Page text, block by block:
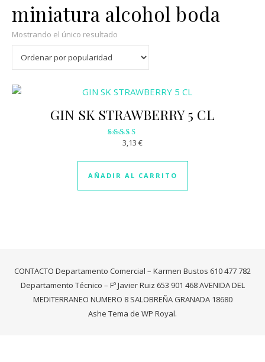
miniatura alcohol boda
Mostrando el único resultado
GIN SK STRAWBERRY 5 CL
Valorado
2.89
de 5
3,13 €
AÑADIR AL CARRITO
CONTACTO Departamento Comercial – Karmen Bustos 610 477 782
Departamento Técnico – Fº Javier Ruiz 653 901 468 AVENIDA DEL
MEDITERRANEO NUMERO 8 SALOBREÑA GRANADA 18680
Ashe Tema de WP Royal.